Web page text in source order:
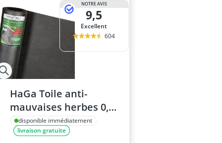
NOTRE AVIS
9,5
Excellent
604
HaGa Toile anti-
mauvaises herbes 0,5
m x 20 m
disponible immédiatement
livraison gratuite